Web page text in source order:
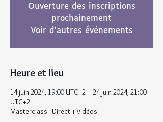
Ouverture des inscriptions
prochainement
Voir d'autres événements
Heure et lieu
14 juin 2024, 19:00 UTC+2 – 24 juin 2024, 21:00
UTC+2
Masterclass - Direct + vidéos